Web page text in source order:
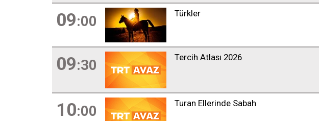
09:00 Türkler
09:30 Tercih Atlası 2026
10:00 Turan Ellerinde Sabah